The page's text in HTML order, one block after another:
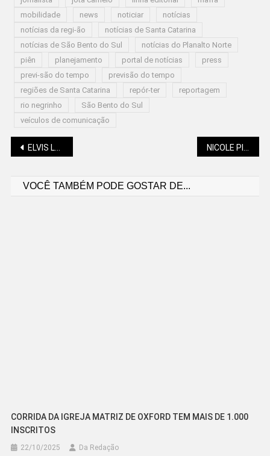
mobilidade
news noticiar
notícias
notícias da regi-ão
notícias de Santa Catarina
notícias de São Bento do Sul
notícias do Planalto Norte
piên
planejamento portal de notícias
press
previ-são do tempo
previsão do tempo
regiões de Santa Catarina
repór-ter
reportagem
rio negrinho
São Bento do Sul
veículos de comunicação
Navegação
ELVIS LOZEIKO (PÃO DE PÂNTANO): ÂNCORA
VOCÊ TAMBÉM PODE GOSTAR DE...
CORRIDA DA IGREJA MATRIZ DE OXFORD TEM MAIS DE 1.000
INSCRITOS
22/10/2025 Da Redação